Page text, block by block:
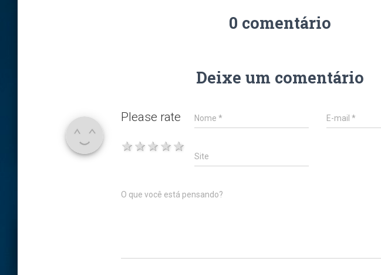
0 comentário
Deixe um comentário
Please rate
4 stars
3 stars
2 stars
1 star
Nome * E-mail*
Site
O que você está pensando?